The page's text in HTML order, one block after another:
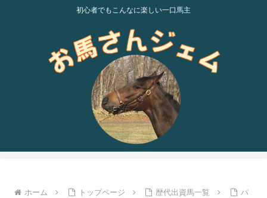
初心者でもこんなに楽しい一口馬主
ホーム トップページ 歴代出資馬一覧
パ